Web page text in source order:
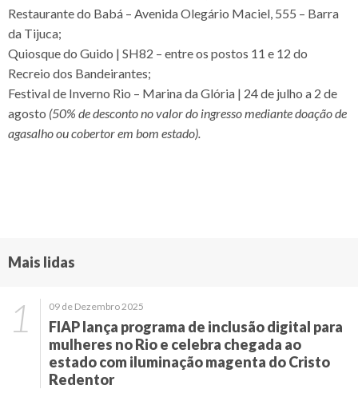
Restaurante do Babá – Avenida Olegário Maciel, 555 – Barra
da Tijuca;
Quiosque do Guido | SH82 – entre os postos 11 e 12 do
Recreio dos Bandeirantes;
Festival de Inverno Rio – Marina da Glória | 24 de julho a 2 de
agosto (50% de desconto no valor do ingresso mediante doação de
agasalho ou cobertor em bom estado).
Mais lidas
09 de Dezembro 2025
FIAP lança programa de inclusão digital para
mulheres no Rio e celebra chegada ao
estado com iluminação magenta do Cristo
Redentor